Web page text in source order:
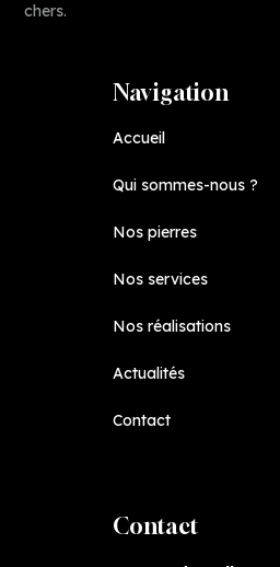
chers.
Navigation
Accueil
Qui sommes-nous ?
Nos pierres
Nos services
Nos réalisations
Actualités
Contact
Contact